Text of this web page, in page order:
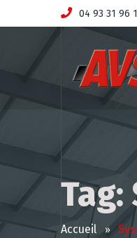
04 93 31 96
Tag:
Accueil